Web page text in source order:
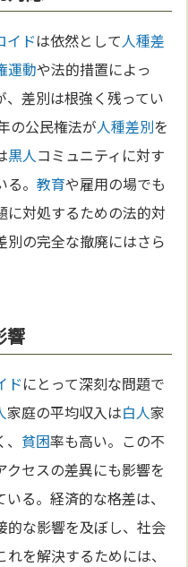
イドは依然として人種差
運動や法的措置によっ
差別は根強く残ってい
の公民権法が人種差別を
黒人コミュニティに対す
る。教育や雇用の場でも
に対処するための法的対
の完全な撤廃にはさら
響
ドにとって深刻な問題で
家庭の平均収入は白人家
貧困率も高い。この不
クセスの差異にも影響を
る。経済的な格差は、
的な影響を及ぼし、社会
を解決するためには、